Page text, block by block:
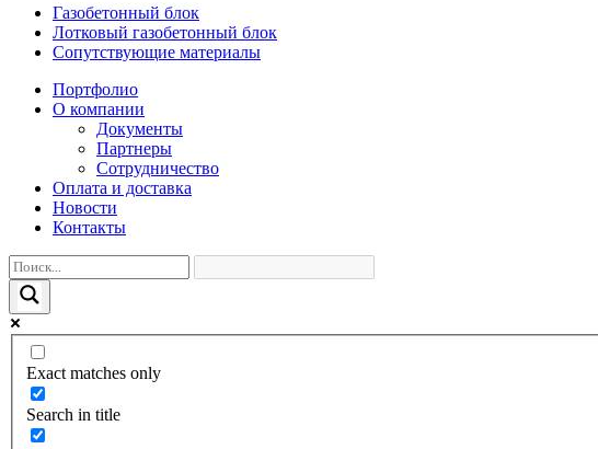
Газобетонный блок
Лотковый газобетонный блок
Сопутствующие материалы
Портфолио
О компании
Документы
Партнеры
Сотрудничество
Оплата и доставка
Новости
Контакты
Exact matches only
Search in title